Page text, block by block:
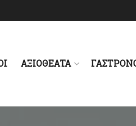
ΑΞΙΟΘΕΑΤΑ